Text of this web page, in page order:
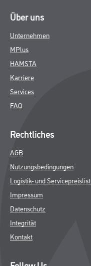
Über uns
Unternehmen
MPlus
HAMSTA
Karriere
Services
FAQ
Rechtliches
AGB
Nutzungsbedingungen
Logistik- und
Impressum
Datenschutz
Integrität
Kontakt